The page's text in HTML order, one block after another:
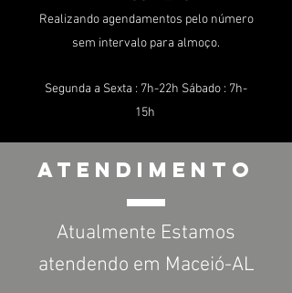
Realizando agendamentos pelo número
sem intervalo para almoço.
Segunda a Sexta : 7h-22h Sábado : 7h-
15h
ATENDIMENTO
Atualmente Estamos
atendendo em Maceió-AL